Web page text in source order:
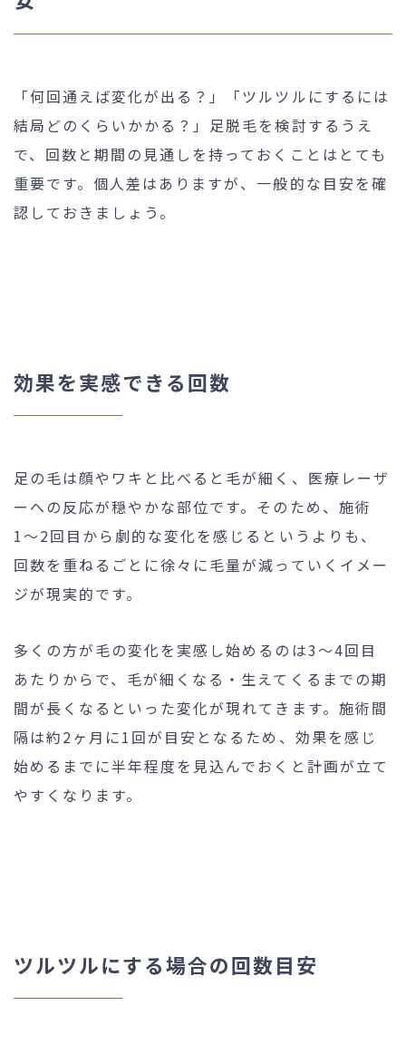
「何回通えば変化が出る？」「ツルツルにするには
結局どのくらいかかる？」足脱毛を検討するうえ
で、回数と期間の見通しを持っておくことはとても
重要です。個人差はありますが、一般的な目安を確
認しておきましょう。
効果を実感できる回数
足の毛は顔やワキと比べると毛が細く、医療レーザ
ーへの反応が穏やかな部位です。そのため、施術
1〜2回目から劇的な変化を感じるというよりも、
回数を重ねるごとに徐々に毛量が減っていくイメー
ジが現実的です。
多くの方が毛の変化を実感し始めるのは3〜4回目
あたりからで、毛が細くなる・生えてくるまでの期
間が長くなるといった変化が現れてきます。施術間
隔は約2ヶ月に1回が目安となるため、効果を感じ
始めるまでに半年程度を見込んでおくと計画が立て
やすくなります。
ツルツルにする場合の回数目安